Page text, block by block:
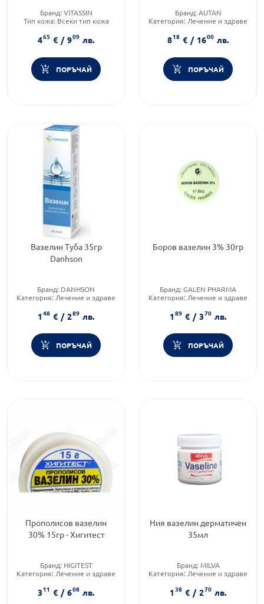
Бранд: VITASSIN
Тип кожа: Всеки тип кожа
козметика
465 € / 909 лв.
ПОРЪЧАЙ
Бранд: AUTAN
Категория: Лечение и здраве
818 € / 1600 лв.
ПОРЪЧАЙ
Вазелин Туба 35гр
Danhson
Бранд: DANHSON
Категория: Лечение и здраве
148 € / 289 лв.
ПОРЪЧАЙ
Боров вазелин 3% 30гр
Бранд: GALEN PHARMA
Категория: Лечение и здраве
189 € / 370 лв.
ПОРЪЧАЙ
Прополисов вазелин
30% 15гр - Хигитест
Бранд: HIGITEST
Категория: Лечение и здраве
311 € / 608 лв.
Ния вазелин дерматичен
35мл
Бранд: MILVA
Категория: Лечение и здраве
138 € / 270 лв.